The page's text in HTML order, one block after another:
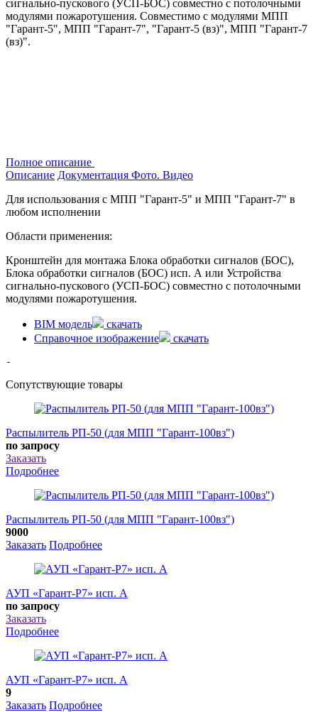
сигнально-пускового (УСП-БОС) совместно с потолочными
модулями пожаротушения. Совместимо с модулями МПП
"Гарант-5", МПП "Гарант-7", "Гарант-5 (вз)", МПП "Гарант-7
(вз)".
Полное описание
Описание Документация Фото. Видео
Для использования с МПП "Гарант-5" и МПП "Гарант-7" в
любом исполнении
Области применения:
Кронштейн для монтажа Блока обработки сигналов (БОС),
Блока обработки сигналов (БОС) исп. А или Устройства
сигнально-пускового (УСП-БОС) совместно с потолочными
модулями пожаротушения.
BIM модель
скачать
Справочное изображение
скачать
-
Сопутствующие товары
Распылитель РП-50 (для МПП "Гарант-100вз")
по запросу
Заказать
Подробнее
Распылитель РП-50 (для МПП "Гарант-100вз")
9000
Заказать Подробнее
АУП «Гарант-Р7» исп. А
по запросу
Заказать
Подробнее
АУП «Гарант-Р7» исп. А
9
Заказать Подробнее